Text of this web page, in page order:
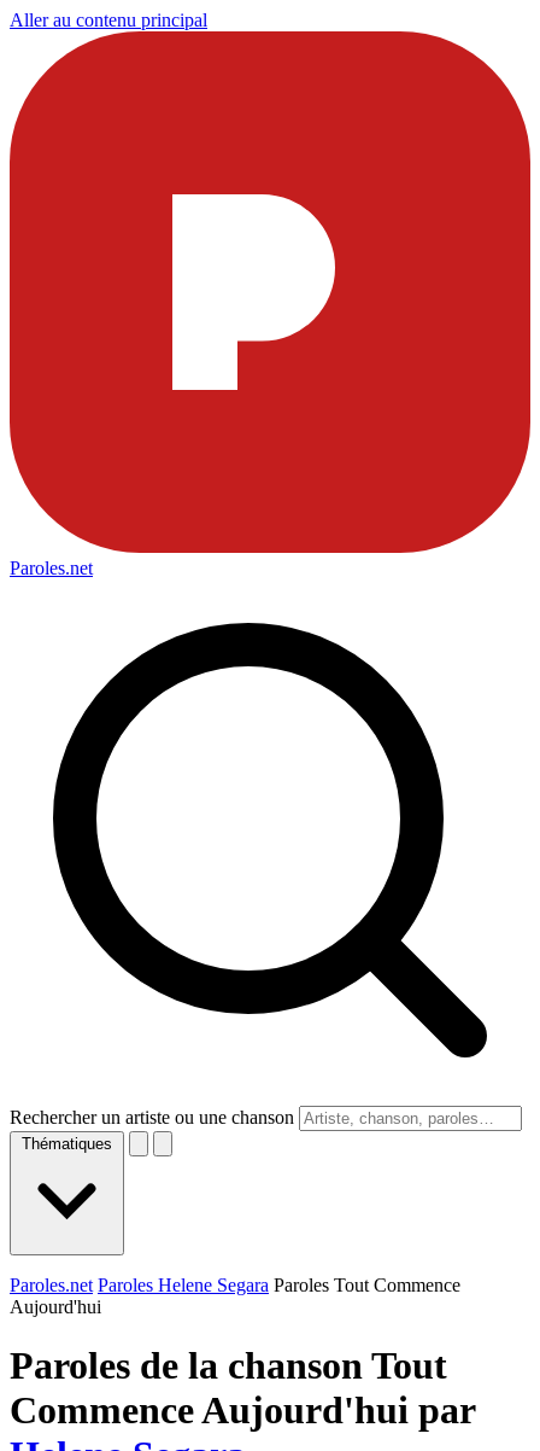
Aller au contenu principal
Paroles.net
Rechercher un artiste ou une chanson
Thématiques
Paroles.net Paroles Helene Segara Paroles Tout Commence
Aujourd'hui
Paroles de la chanson Tout
Commence Aujourd'hui par